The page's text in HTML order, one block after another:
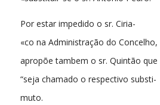
Por estar impedido o sr. Ciria-
«co na Administração do Concelho,
apropõe tambem o sr. Quintão que
“seja chamado o respectivo substi-
muto.